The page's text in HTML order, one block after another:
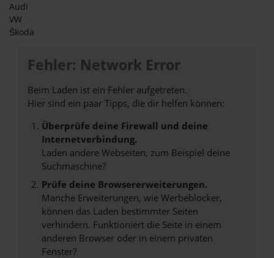
Audi
VW
Škoda
Fehler: Network Error
Beim Laden ist ein Fehler aufgetreten.
Hier sind ein paar Tipps, die dir helfen können:
Überprüfe deine Firewall und deine
Internetverbindung.
Laden andere Webseiten, zum Beispiel deine
Suchmaschine?
Prüfe deine Browsererweiterungen.
Manche Erweiterungen, wie Werbeblocker,
können das Laden bestimmter Seiten
verhindern. Funktioniert die Seite in einem
anderen Browser oder in einem privaten
Fenster?